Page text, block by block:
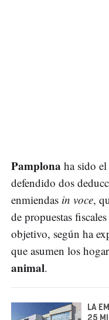
Pamplona ha sido
defendido dos
enmiendas in voce,
de propuestas
objetivo, según ha
que asumen los
animal.
LA